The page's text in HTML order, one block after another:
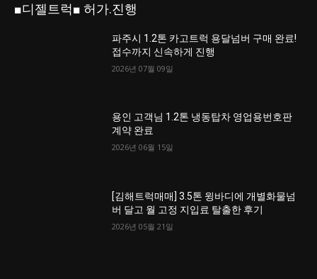
■디젤트럭■ 허가.진행
파주시 1.2톤 카고트럭 용달넘버 구매 완료!
접수까지 신속하게 진행
2026년 07월 09일
용인 고객님 1.2톤 냉동탑차 영업용번호판
계약 완료
2026년 06월 15일
[김해트럭매매] 3.5톤 윙바디에 개별화물넘
버 달고 월 고정 지입료 탈출한 후기
2026년 05월 21일